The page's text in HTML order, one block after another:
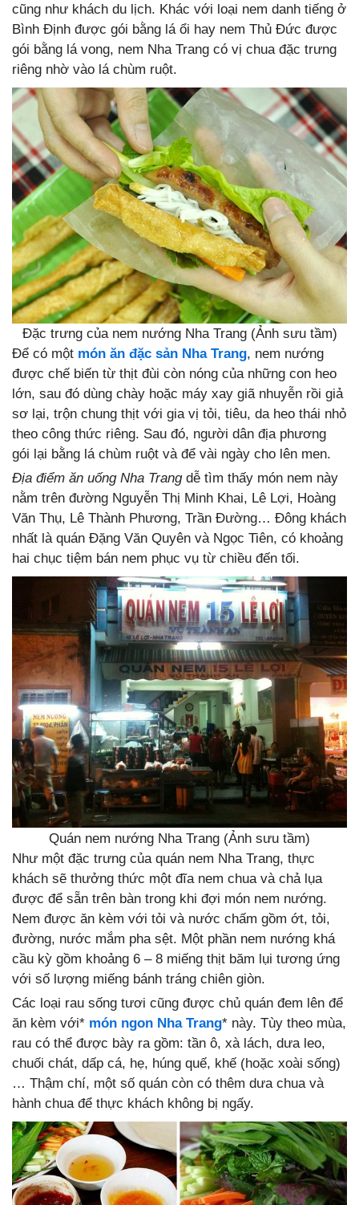
cũng như khách du lịch. Khác với loại nem danh tiếng ở
Bình Định được gói bằng lá ổi hay nem Thủ Đức được
gói bằng lá vong, nem Nha Trang có vị chua đặc trưng
riêng nhờ vào lá chùm ruột.
Đặc trưng của nem nướng Nha Trang (Ảnh sưu tầm)
Để có một món ăn đặc sản Nha Trang, nem nướng
được chế biến từ thịt đùi còn nóng của những con heo
lớn, sau đó dùng chày hoặc máy xay giã nhuyễn rồi giả
sơ lại, trộn chung thịt với gia vị tỏi, tiêu, da heo thái nhỏ
theo công thức riêng. Sau đó, người dân địa phương
gói lại bằng lá chùm ruột và để vài ngày cho lên men.
Địa điểm ăn uống Nha Trangdễ tìm thấy món nem này
nằm trên đường Nguyễn Thị Minh Khai, Lê Lợi, Hoàng
Văn Thụ, Lê Thành Phương, Trần Đường… Đông khách
nhất là quán Đặng Văn Quyên và Ngọc Tiên, có khoảng
hai chục tiệm bán nem phục vụ từ chiều đến tối.
Quán nem nướng Nha Trang (Ảnh sưu tầm)
Như một đặc trưng của quán nem Nha Trang, thực
khách sẽ thưởng thức một đĩa nem chua và chả lụa
được để sẵn trên bàn trong khi đợi món nem nướng.
Nem được ăn kèm với tỏi và nước chấm gồm ớt, tỏi,
đường, nước mắm pha sệt. Một phần nem nướng khá
cầu kỳ gồm khoảng 6 – 8 miếng thịt băm lụi tương ứng
với số lượng miếng bánh tráng chiên giòn.
Các loại rau sống tươi cũng được chủ quán đem lên để
ăn kèm với* món ngon Nha Trang* này. Tùy theo mùa,
rau có thể được bày ra gồm: tần ô, xà lách, dưa leo,
chuối chát, dấp cá, hẹ, húng quế, khế (hoặc xoài sống)
… Thậm chí, một số quán còn có thêm dưa chua và
hành chua để thực khách không bị ngấy.